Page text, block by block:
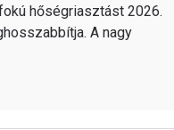
hőségriasztást 2026.
A nagy